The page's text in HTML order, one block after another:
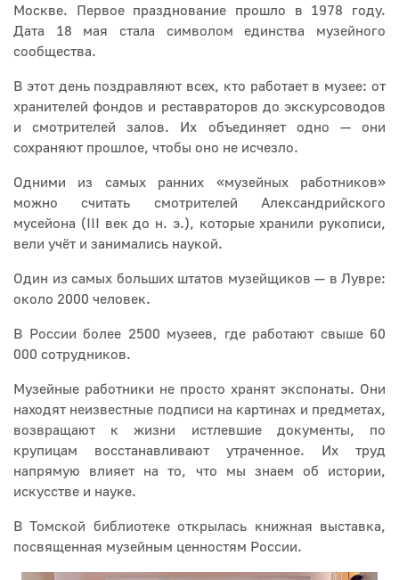
Москве. Первое празднование прошло в 1978 году.
Дата 18 мая стала символом единства музейного
сообщества.
В этот день поздравляют всех, кто работает в музее: от
хранителей фондов и реставраторов до экскурсоводов
и смотрителей залов. Их объединяет одно — они
сохраняют прошлое, чтобы оно не исчезло.
Одними из самых ранних «музейных работников»
можно считать смотрителей Александрийского
мусейона (III век до н. э.), которые хранили рукописи,
вели учёт и занимались наукой.
Один из самых больших штатов музейщиков — в Лувре:
около 2000 человек.
В России более 2500 музеев, где работают свыше 60
000 сотрудников.
Музейные работники не просто хранят экспонаты. Они
находят неизвестные подписи на картинах и предметах,
возвращают к жизни истлевшие документы, по
крупицам восстанавливают утраченное. Их труд
напрямую влияет на то, что мы знаем об истории,
искусстве и науке.
В Томской библиотеке открылась книжная выставка,
посвященная музейным ценностям России.